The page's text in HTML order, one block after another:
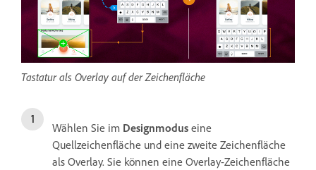
Tastatur als Overlay auf der Zeichenfläche
Wählen Sie im Designmodus eine
Quellzeichenfläche und eine zweite Zeichenfläche
als Overlay. Sie können eine Overlay-Zeichenfläche